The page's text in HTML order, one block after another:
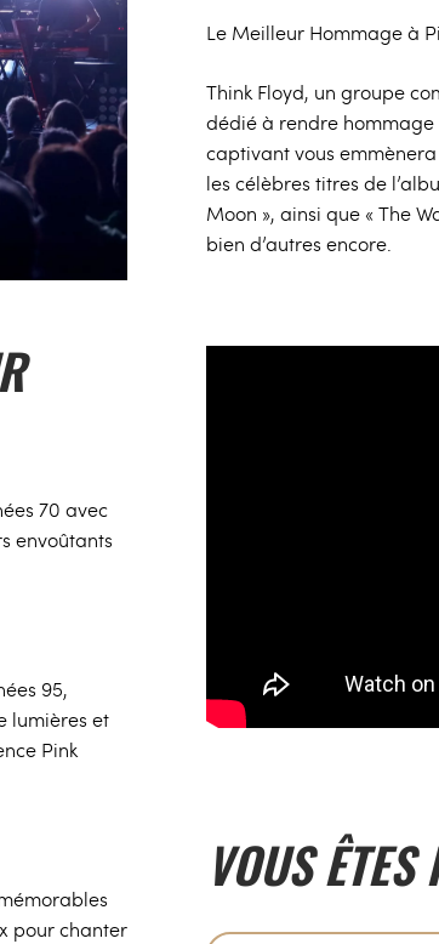
70 avec
envoûtants
95,
lumières et
Pink
pour chanter
Le Meilleur Hommage à
Think Floyd, un groupe
dédié à rendre hommage
captivant vous
les célèbres titres de
Moon », ainsi que « The
bien d’autres encore.
VOUS